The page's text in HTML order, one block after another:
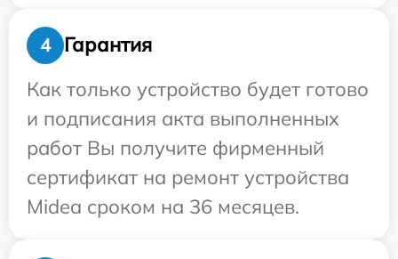
4
Гарантия
Как только устройство будет готово
и подписания акта выполненных
работ Вы получите фирменный
сертификат на ремонт устройства
Midea сроком на 36 месяцев.